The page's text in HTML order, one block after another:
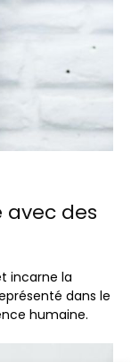
avec des
incarne la
dans le
humaine.